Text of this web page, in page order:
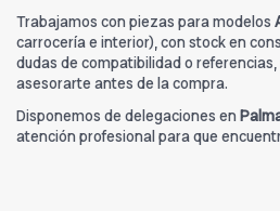
Trabajamos con piezas para modelos
carrocería e interior), con stock en
dudas de compatibilidad o
asesorarte antes de la compra.
Disponemos de delegaciones en
atención profesional para que